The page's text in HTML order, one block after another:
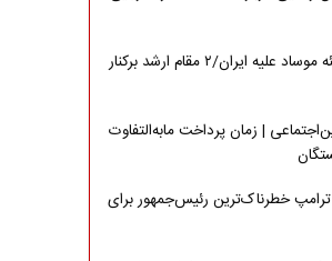
شکست توطئه موساد علیه ایران/۲ مقام‌ ارشد برکنار
| زمان پرداخت مابه‌التفاوت
خطرناک‌ترین رئیس‌جمهور برای